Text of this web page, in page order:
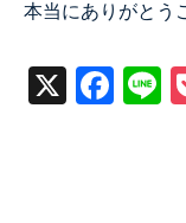
本当にありがとう
X